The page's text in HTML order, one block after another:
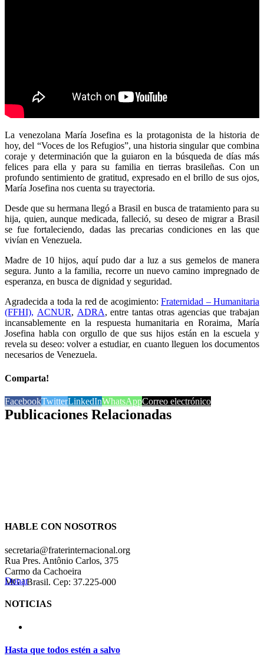
La venezolana María Josefina es la protagonista de la historia de
hoy, del “Voces de los Refugios”, una historia singular que combina
coraje y determinación que la guiaron en la búsqueda de días más
felices para ella y para su familia en tierras brasileñas. Con un
profundo sentimiento de gratitud, expresado en el brillo de sus ojos,
María Josefina nos cuenta su trayectoria.
Desde que su hermana llegó a Brasil en busca de tratamiento para su
hija, quien, aunque medicada, falleció, su deseo de migrar a Brasil
se fue fortaleciendo, dadas las precarias condiciones en las que
vivían en Venezuela.
Madre de 10 hijos, aquí pudo dar a luz a sus gemelos de manera
segura. Junto a la familia, recorre un nuevo camino impregnado de
esperanza, en busca de dignidad y seguridad.
Agradecida a toda la red de acogimiento:Fraternidad – Humanitaria
(FFHI), ACNUR, ADRA, entre tantas otras agencias que trabajan
incansablemente en la respuesta humanitaria en Roraima, María
Josefina habla con orgullo de que sus hijos están en la escuela y
revela su deseo: volver a estudiar, en cuanto lleguen los documentos
necesarios de Venezuela.
Comparta!
FacebookTwitterLinkedInWhatsAppCorreo electrónico
Publicaciones Relacionadas
HABLE CON NOSOTROS
secretaria@fraterinternacional.org
Rua Pres. Antônio Carlos, 375
Carmo da Cachoeira
MG | Brasil. Cep: 37.225-000
Donar
NOTICIAS
Hasta que todos estén a salvo